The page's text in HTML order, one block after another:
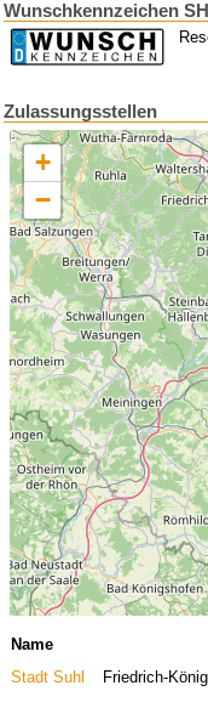
Wunschkennzeichen
Zulassungsstellen
+
−
Name
Stadt Suhl
Friedrich-